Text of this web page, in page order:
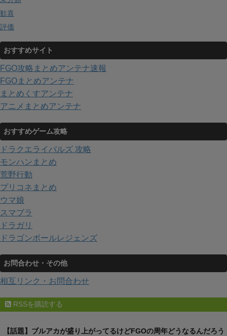
歓喜
評価
おすすめサイト
FGO攻略まとめアンテナ速報
FGOまとめアンテナ
まとめくすアンテナ
アニメまとめアンテナ
おすすめゲーム攻略
ドラクエライバルズ 攻略
モンハンまとめ
荒野行動
プリコネまとめ
ウマ娘
スマブラ
ドラガリ
ドラゴンボールレジェンズ
お問合わせ・その他
相互リンク・お問合わせ
RSSを購読する
【話題】ブルアカが盛り上がってるけどFGOの周年どうなるんだろう